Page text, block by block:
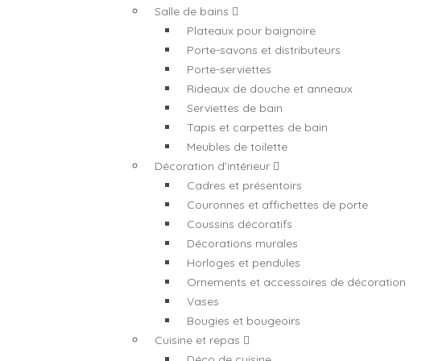
Salle de bains
Plateaux pour baignoire
Porte-savons et distributeurs
Porte-serviettes
Rideaux de douche et anneaux
Serviettes de bain
Tapis et carpettes de bain
Meubles de toilette
Décoration d’intérieur
Cadres et présentoirs
Couronnes et affichettes de porte
Coussins décoratifs
Décorations murales
Horloges et pendules
Ornements et accessoires de décoration
Vases
Bougies et bougeoirs
Cuisine et repas